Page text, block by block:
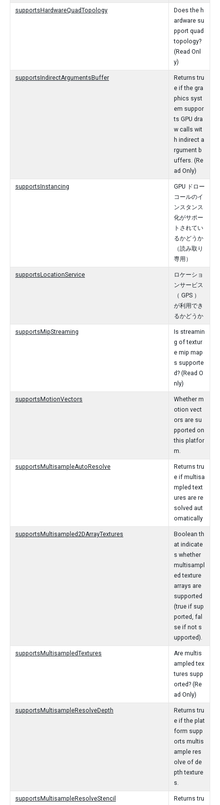
supportsHardwareQuadTopology
Does the h
ardware su
pport quad
topology?
(Read Onl
y)
supportsIndirectArgumentsBuffer
Returns tru
e if the gra
phics syst
em suppor
ts GPU dra
w calls wit
h indirect a
rgument b
uffers. (Re
ad Only)
supportsInstancing
GPU ドロー
コールのイ
ンスタンス
化がサポー
トされてい
るかどうか
（読み取り
専用）
supportsLocationService
ロケーショ
ンサービス
（ GPS ）
が利用でき
るかどうか
supportsMipStreaming
Is streamin
g of textur
e mip map
s supporte
d? (Read O
nly)
supportsMotionVectors
Whether m
otion vect
ors are su
pported on
this platfor
m.
supportsMultisampleAutoResolve
Returns tru
e if multisa
mpled text
ures are re
solved aut
omatically
supportsMultisampled2DArrayTextures
Boolean th
at indicate
s whether
multisampl
ed texture
arrays are
supported
(true if sup
ported, fal
se if not s
upported).
supportsMultisampledTextures
Are multis
ampled tex
tures supp
orted? (Re
ad Only)
supportsMultisampleResolveDepth
Returns tru
e if the plat
form supp
orts multis
ample res
olve of de
pth texture
s.
supportsMultisampleResolveStencil
Returns tru